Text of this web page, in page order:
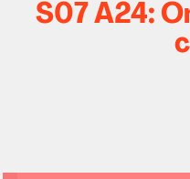
S07 A24: